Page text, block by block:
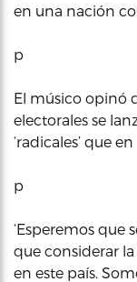
en una nación
p
El músico opinó
electorales se
‘radicales’ que
p
‘Esperemos que
que considerar
en este país.